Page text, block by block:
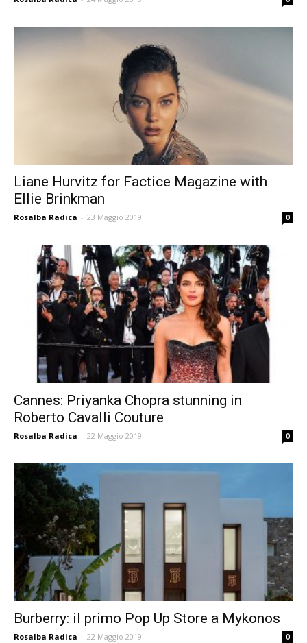
Liane Hurvitz for Factice Magazine with
Ellie Brinkman
Rosalba Radica - 23 Maggio 2019 0
Cannes: Priyanka Chopra stunning in
Roberto Cavalli Couture
Rosalba Radica - 22 Maggio 2019 0
Burberry: il primo Pop Up Store a Mykonos
Rosalba Radica - 22 Maggio 2019 0